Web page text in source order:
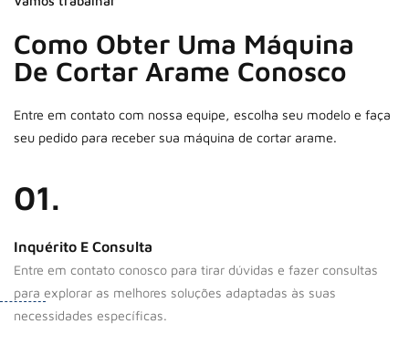
Como Obter Uma Máquina
De Cortar Arame Conosco
Entre em contato com nossa equipe, escolha seu modelo e faça
seu pedido para receber sua máquina de cortar arame.
01.
Inquérito E Consulta
Entre em contato conosco para tirar dúvidas e fazer consultas
para explorar as melhores soluções adaptadas às suas
necessidades específicas.